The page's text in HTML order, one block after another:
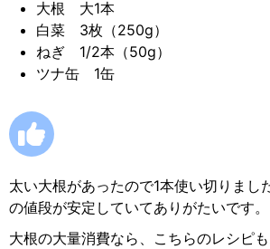
大根 大1本
白菜 3枚（250g）
ねぎ 1/2本（50g）
ツナ缶 1缶
太い大根があったので1本使い切りまし
の値段が安定していてありがたいです。
大根の大量消費なら、こちらのレシピも